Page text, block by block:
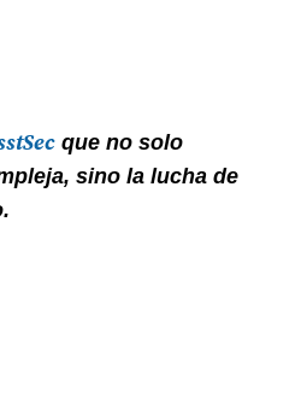
que no solo
sino la lucha de